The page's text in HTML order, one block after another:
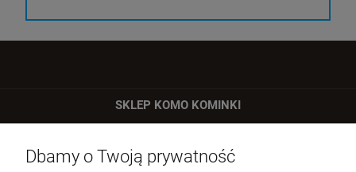
SKLEP KOMO KOMINKI
00-716 Warszawa
Dbamy o Twoją prywatność